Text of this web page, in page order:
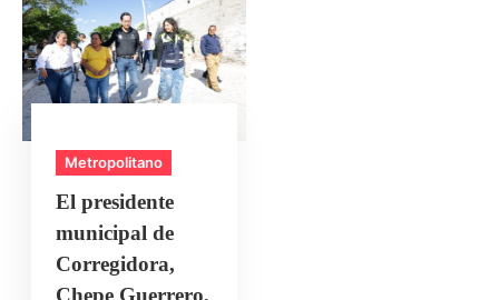
Metropolitano
El presidente
municipal de
Corregidora,